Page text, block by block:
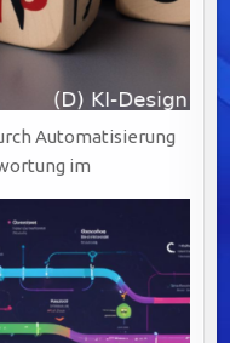
Automatisierung
im